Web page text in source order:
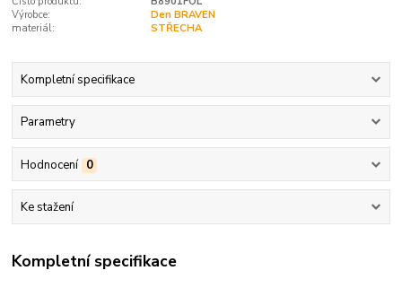
Výrobce:
Den BRAVEN
materiál:
STŘECHA
Kompletní specifikace
Parametry
Hodnocení 0
Ke stažení
Kompletní specifikace